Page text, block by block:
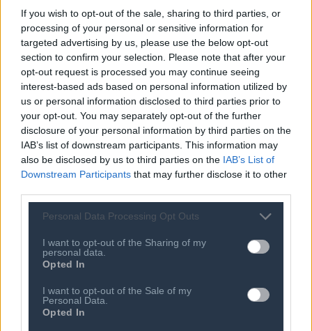
If you wish to opt-out of the sale, sharing to third parties, or
processing of your personal or sensitive information for
targeted advertising by us, please use the below opt-out
section to confirm your selection. Please note that after your
opt-out request is processed you may continue seeing
interest-based ads based on personal information utilized by
us or personal information disclosed to third parties prior to
your opt-out. You may separately opt-out of the further
disclosure of your personal information by third parties on the
IAB’s list of downstream participants. This information may
also be disclosed by us to third parties on the IAB’s List of
Downstream Participants that may further disclose it to other
Personal Data Processing Opt Outs
I want to opt-out of the Sharing of my
personal data.
Opted In
I want to opt-out of the Sale of my
Personal Data.
Opted In
Τι project θα χρηματοδοτήσει η ρήτρα
διαφυγής στην ενέργεια
06 ΑΥΓ 2026
Υποβλήθηκε αίτημα για ρήτρα
διαφυγής, στο επίκεντρο ενεργειακά
projects
06 ΑΥΓ 2026
HelleniQ Energy: Outperform και
τιμή-στόχος στα €14,20 από NBG
Securities